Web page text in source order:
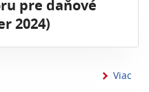
pre daňové
2024)
Viac